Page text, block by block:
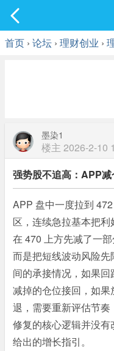
首页 › 论坛 › 理财创业 ›
墨染1
楼主 2026-2-10
强势股不追高：APP
APP 盘中一度拉到
区，连续急拉基本把
在 470 上方先减了一
而是把短线波动风险
间的承接情况，如果
减掉的仓位接回，如
退，需要重新评估节
修复的核心逻辑并没
给出的增长指引。